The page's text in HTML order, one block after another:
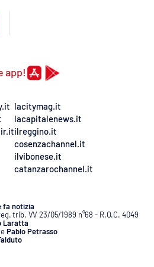
app!
lacitymag.it
lacapitalenews.it
ilreggino.it
cosenzachannel.it
ilvibonese.it
catanzarochannel.it
fa notizia
trib. VV 23/05/1989 n°68 - R.O.C. 4049
Laratta
ePablo Petrasso